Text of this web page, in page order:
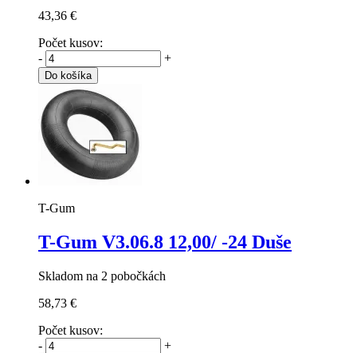
43,36 €
Počet kusov:
-
+
Do košíka
T-Gum
T-Gum V3.06.8 12,00/ -24 Duše
Skladom na 2 pobočkách
58,73 €
Počet kusov:
-
+